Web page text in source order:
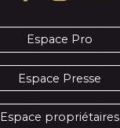
Espace Pro
Espace Presse
Espace propriétaires